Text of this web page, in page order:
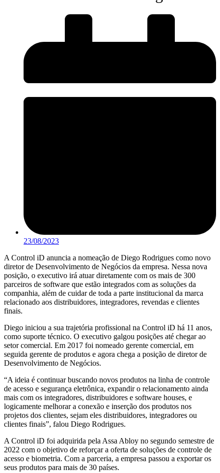
23/08/2023
A Control iD anuncia a nomeação de Diego Rodrigues como novo
diretor de Desenvolvimento de Negócios da empresa. Nessa nova
posição, o executivo irá atuar diretamente com os mais de 300
parceiros de software que estão integrados com as soluções da
companhia, além de cuidar de toda a parte institucional da marca
relacionado aos distribuidores, integradores, revendas e clientes
finais.
Diego iniciou a sua trajetória profissional na Control iD há 11 anos,
como suporte técnico. O executivo galgou posições até chegar ao
setor comercial. Em 2017 foi nomeado gerente comercial, em
seguida gerente de produtos e agora chega a posição de diretor de
Desenvolvimento de Negócios.
“A ideia é continuar buscando novos produtos na linha de controle
de acesso e segurança eletrônica, expandir o relacionamento ainda
mais com os integradores, distribuidores e software houses, e
logicamente melhorar a conexão e inserção dos produtos nos
projetos dos clientes, sejam eles distribuidores, integradores ou
clientes finais”, falou Diego Rodrigues.
A Control iD foi adquirida pela Assa Abloy no segundo semestre de
2022 com o objetivo de reforçar a oferta de soluções de controle de
acesso e biometria. Com a parceria, a empresa passou a exportar os
seus produtos para mais de 30 países.